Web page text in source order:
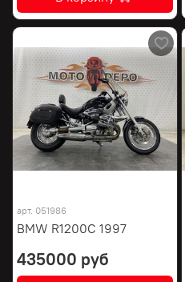
арт. 051986
BMW R1200C 1997
435000 руб